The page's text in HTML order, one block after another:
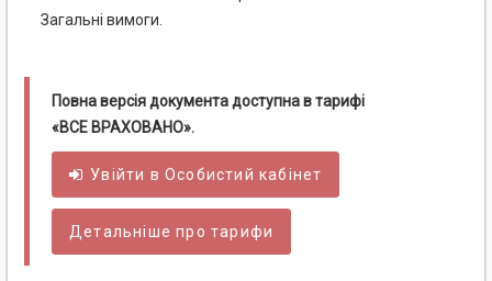
Загальні вимоги.
Повна версія документа доступна в тарифі
«ВСЕ ВРАХОВАНО».
Увійти вОсобистий кабінет
Детальніше про тарифи